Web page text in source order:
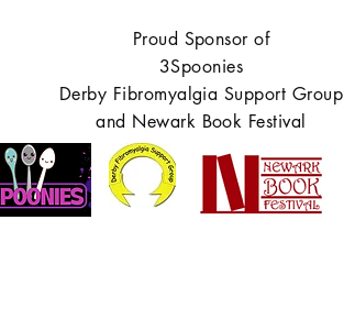
Proud Sponsor of
3Spoonies
Derby Fibromyalgia Support Group
and Newark Book Festival